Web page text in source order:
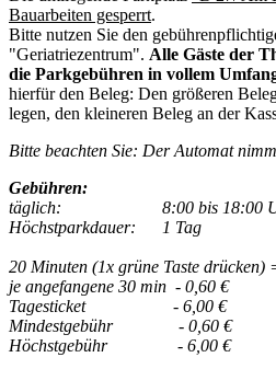
Bauarbeiten gesperrt.
Bitte nutzen Sie den
"Geriatriezentrum". Alle Gäste der
die Parkgebühren in vollem
hierfür den Beleg: Den größeren
legen, den kleineren Beleg an der
Bitte beachten Sie: Der Automat
Gebühren:
täglich: 8:00 bis 18:00
Höchstparkdauer: 1 Tag
20 Minuten (1x grüne Taste drücken)
je angefangene 30 min - 0,60 €
Tagesticket - 6,00 €
Mindestgebühr - 0,60 €
Höchstgebühr - 6,00 €